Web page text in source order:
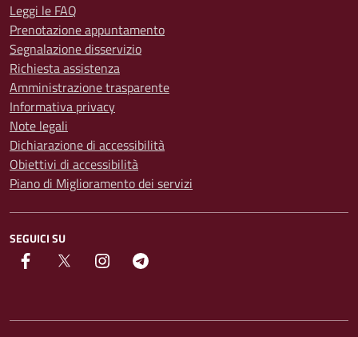
Leggi le FAQ
Prenotazione appuntamento
Segnalazione disservizio
Richiesta assistenza
Amministrazione trasparente
Informativa privacy
Note legali
Dichiarazione di accessibilità
Obiettivi di accessibilità
Piano di Miglioramento dei servizi
SEGUICI SU
facebook Twitter instagram